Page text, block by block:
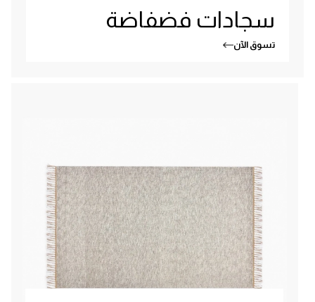
سجادات فضفاضة
تسوق الآن